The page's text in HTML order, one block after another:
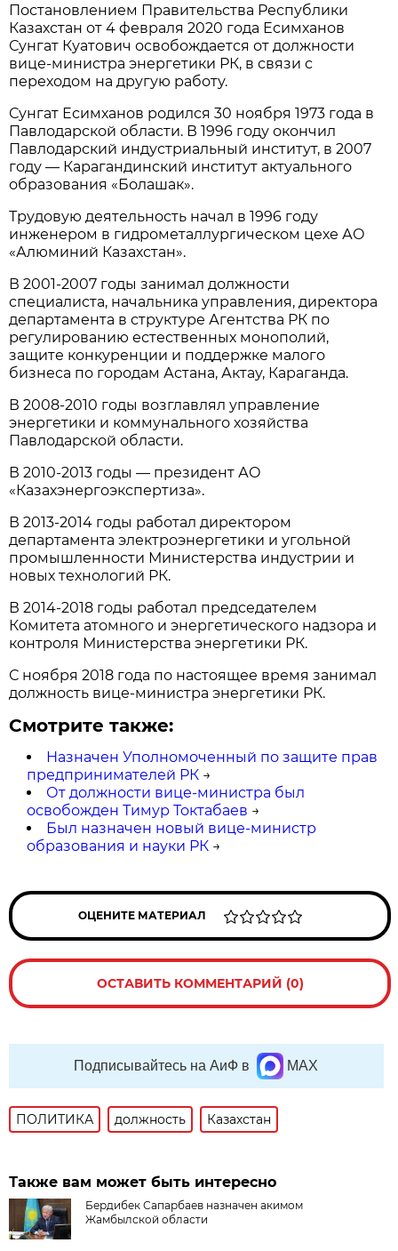
Постановлением Правительства Республики
Казахстан от 4 февраля 2020 года Есимханов
Сунгат Куатович освобождается от должности
вице-министра энергетики РК, в связи с
переходом на другую работу.
Сунгат Есимханов родился 30 ноября 1973 года в
Павлодарской области. В 1996 году окончил
Павлодарский индустриальный институт, в 2007
году — Карагандинский институт актуального
образования «Болашак».
Трудовую деятельность начал в 1996 году
инженером в гидрометаллургическом цехе АО
«Алюминий Казахстан».
В 2001-2007 годы занимал должности
специалиста, начальника управления, директора
департамента в структуре Агентства РК по
регулированию естественных монополий,
защите конкуренции и поддержке малого
бизнеса по городам Астана, Актау, Караганда.
В 2008-2010 годы возглавлял управление
энергетики и коммунального хозяйства
Павлодарской области.
В 2010-2013 годы — президент АО
«Казахэнергоэкспертиза».
В 2013-2014 годы работал директором
департамента электроэнергетики и угольной
промышленности Министерства индустрии и
новых технологий РК.
В 2014-2018 годы работал председателем
Комитета атомного и энергетического надзора и
контроля Министерства энергетики РК.
С ноября 2018 года по настоящее время занимал
должность вице-министра энергетики РК.
Смотрите также:
Назначен Уполномоченный по защите прав
предпринимателей РК →
От должности вице-министра был
освобожден Тимур Токтабаев →
Был назначен новый вице-министр
образования и науки РК →
ОЦЕНИТЕ МАТЕРИАЛ
ОСТАВИТЬ КОММЕНТАРИЙ (0)
Подписывайтесь на АиФ в MAX
ПОЛИТИКА должность Казахстан
Также вам может быть интересно
Бердибек Сапарбаев назначен акимом
Жамбылской области